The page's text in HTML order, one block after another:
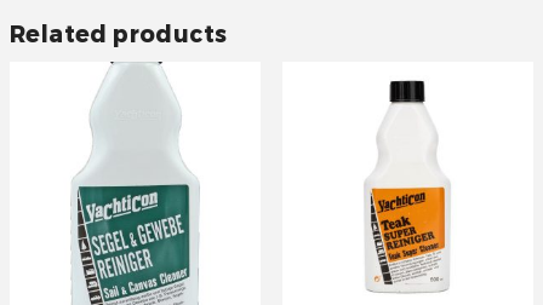
Related products